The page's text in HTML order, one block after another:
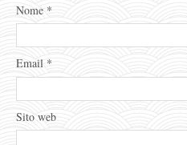
Nome *
Email *
Sito web